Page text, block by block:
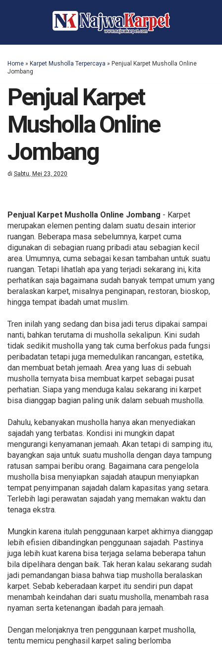
Home » Karpet Musholla Terpercaya » Penjual Karpet Musholla Online
Jombang
Penjual Karpet
Musholla Online
Jombang
di Sabtu, Mei 23, 2020
Penjual Karpet Musholla Online Jombang - Karpet
merupakan elemen penting dalam suatu desain interior
ruangan. Beberapa masa sebelumnya, karpet cuma
digunakan di sebagian ruang pribadi atau sebagian kecil
area. Umumnya, cuma sebagai kesan tambahan untuk suatu
ruangan. Tetapi lihatlah apa yang terjadi sekarang ini, kita
perhatikan saja bagaimana sudah banyak tempat umum yang
beralaskan karpet, misalnya penginapan, restoran, bioskop,
hingga tempat ibadah umat muslim.
Tren inilah yang sedang dan bisa jadi terus dipakai sampai
nanti, bahkan terutama di musholla sekalipun. Kini sudah
tidak sedikit musholla yang tak cuma berfokus pada fungsi
peribadatan tetapi juga memedulikan rancangan, estetika,
dan membuat betah jemaah. Area yang luas di sebuah
musholla ternyata bisa membuat karpet sebagai pusat
perhatian. Siapa yang menduga kalau sekarang ini karpet
bisa dianggap bagian paling unik dalam sebuah musholla.
Dahulu, kebanyakan musholla hanya akan menyediakan
sajadah yang terbatas. Kondisi ini mungkin dapat
mengurangi kenyamanan jemaah. Akan tetapi di samping itu,
bayangkan saja untuk suatu musholla dengan daya tampung
ratusan sampai beribu orang. Bagaimana cara pengelola
musholla bisa menyiapkan sajadah ataupun menyiapkan
tempat penyimpanan sajadah dalam kapasitas yang setara.
Terlebih lagi perawatan sajadah yang memakan waktu dan
tenaga ekstra.
Mungkin karena itulah penggunaan karpet akhirnya dianggap
lebih efisien dibandingkan penggunaan sajadah. Pastinya
juga lebih kuat karena bisa terjaga selama beberapa tahun
bila dipelihara dengan baik. Tak heran kalau sekarang sudah
jadi pemandangan biasa bahwa tiap musholla beralaskan
karpet. Sebab keberadaan karpet itu sendiri pun dapat
menambah keindahan dari suatu musholla, menambah rasa
nyaman serta ketenangan ibadah para jemaah.
Dengan melonjaknya tren penggunaan karpet musholla,
tentu memicu penghasil karpet saling berlomba